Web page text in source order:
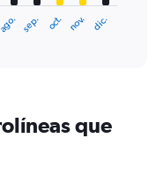
ago. sep. oct. nov. dic.
que